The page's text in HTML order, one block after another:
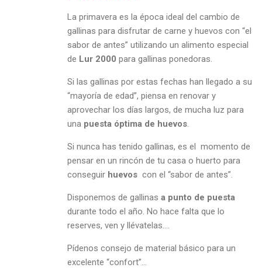
La primavera es la época ideal del cambio de
gallinas para disfrutar de carne y huevos con “el
sabor de antes” utilizando un alimento especial
de Lur 2000 para gallinas ponedoras.
Si las gallinas por estas fechas han llegado a su
“mayoría de edad”, piensa en renovar y
aprovechar los días largos, de mucha luz para
una puesta óptima de huevos.
Si nunca has tenido gallinas, es el momento de
pensar en un rincón de tu casa o huerto para
conseguir huevos con el “sabor de antes”.
Disponemos de gallinas a punto de puesta
durante todo el año. No hace falta que lo
reserves, ven y llévatelas….
Pídenos consejo de material básico para un
excelente “confort”…